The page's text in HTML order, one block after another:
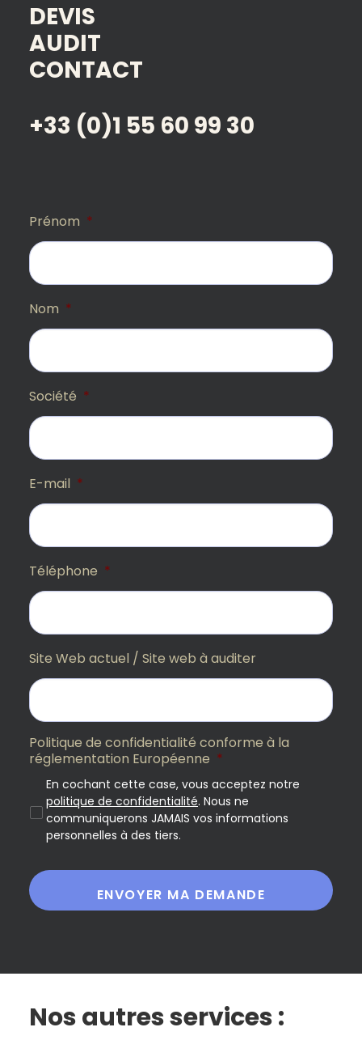
DEVIS
AUDIT
CONTACT
+33 (0)1 55 60 99 30
Prénom *
Nom *
Société *
E-mail *
Téléphone *
Site Web actuel / Site web à auditer
Politique de confidentialité conforme à la
réglementation Européenne *
En cochant cette case, vous acceptez notre
politique de confidentialité. Nous ne
communiquerons JAMAIS vos informations
personnelles à des tiers.
Nos autres services :